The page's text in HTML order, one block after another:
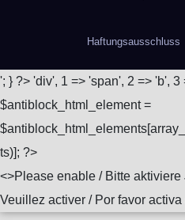
Haftungsausschluss
'; } ?> 'div', 1 => 'span', 2 => 'b', 3
$antiblock_html_element =
ts)]; ?>
<>Please enable / Bitte aktiviere
Veuillez activer / Por favor